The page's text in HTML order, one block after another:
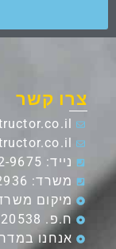
צרו קשר
נייד: 054-432-9675
משרד: 077-400-2936
מיקום
ח.פ. 516320538
אנחנו